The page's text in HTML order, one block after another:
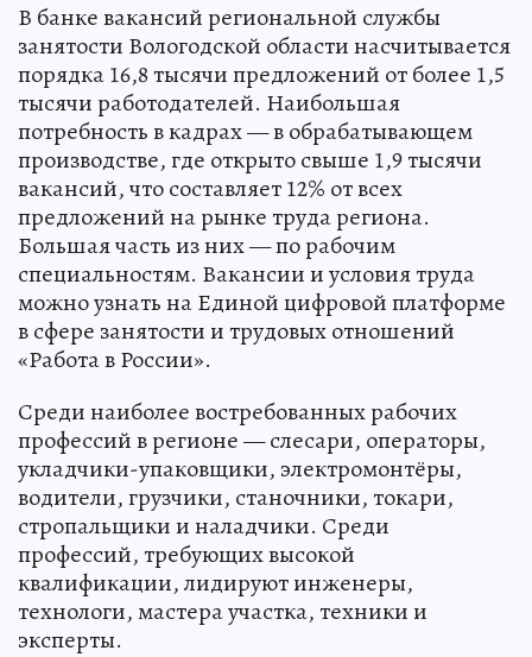
В банке вакансий региональной службы
занятости Вологодской области насчитывается
порядка 16,8 тысячи предложений от более 1,5
тысячи работодателей. Наибольшая
потребность в кадрах — в обрабатывающем
производстве, где открыто свыше 1,9 тысячи
вакансий, что составляет 12% от всех
предложений на рынке труда региона.
Большая часть из них — по рабочим
специальностям. Вакансии и условия труда
можно узнать на Единой цифровой платформе
в сфере занятости и трудовых отношений
«Работа в России».
Среди наиболее востребованных рабочих
профессий в регионе — слесари, операторы,
укладчики-упаковщики, электромонтёры,
водители, грузчики, станочники, токари,
стропальщики и наладчики. Среди
профессий, требующих высокой
квалификации, лидируют инженеры,
технологи, мастера участка, техники и
эксперты.